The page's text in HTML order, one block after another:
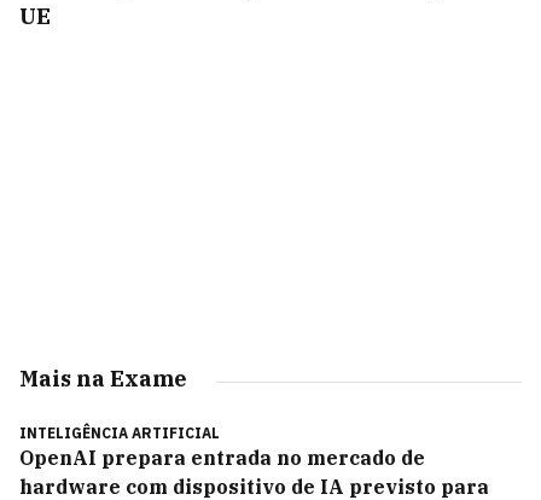
UE
Mais na Exame
INTELIGÊNCIA ARTIFICIAL
OpenAI prepara entrada no mercado de
hardware com dispositivo de IA previsto para